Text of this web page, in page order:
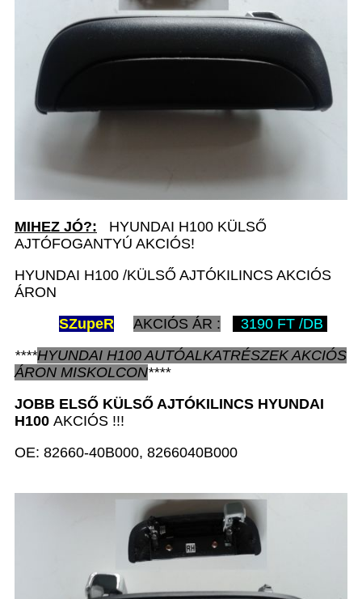
MIHEZ JÓ?: HYUNDAI H100 KÜLSŐ
AJTÓFOGANTYÚ AKCIÓS!
HYUNDAI H100 /KÜLSŐ AJTÓKILINCS AKCIÓS
ÁRON
SZupeR AKCIÓS ÁR :
3190 FT /DB
****HYUNDAI H100 AUTÓALKATRÉSZEK AKCIÓS
ÁRON MISKOLCON****
JOBB ELSŐ KÜLSŐ AJTÓKILINCS HYUNDAI
H100 AKCIÓS !!!
OE: 82660-40B000, 8266040B000